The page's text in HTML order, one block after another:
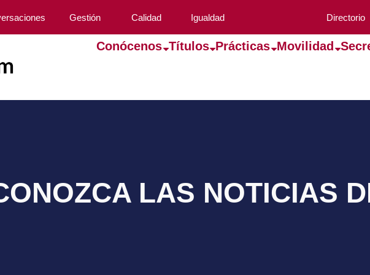
Gestión Calidad Igualdad Directorio
Conócenos Títulos Prácticas Movilidad
LAS NOTICIAS